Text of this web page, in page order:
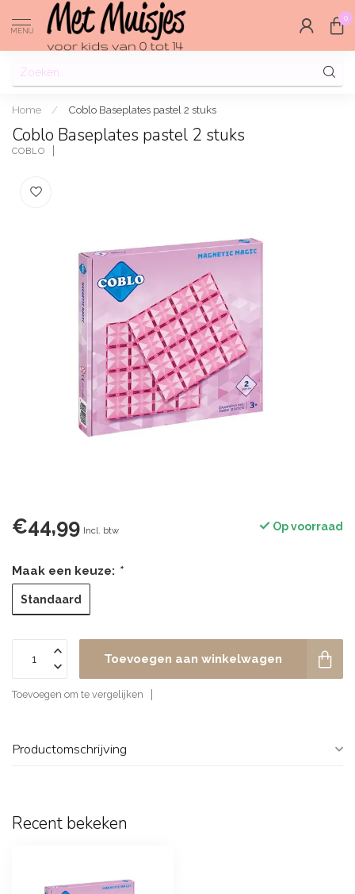
MENU
0
Home / Coblo Baseplates pastel 2 stuks
Coblo Baseplates pastel 2 stuks
COBLO
€44,99 Incl. btw Op voorraad
Maak een keuze: *
Standaard
Toevoegen aan winkelwagen
Toevoegen om te vergelijken
Productomschrijving
Recent bekeken